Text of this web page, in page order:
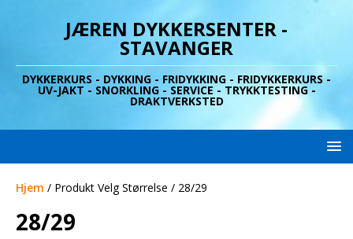
JÆREN DYKKERSENTER -
STAVANGER
DYKKERKURS - DYKKING - FRIDYKKING - FRIDYKKERKURS -
UV-JAKT - SNORKLING - SERVICE - TRYKKTESTING -
DRAKTVERKSTED
Hjem / Produkt Velg Størrelse / 28/29
28/29